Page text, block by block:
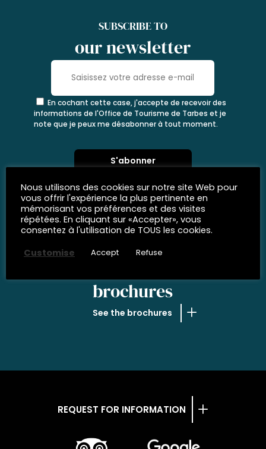
SUBSCRIBE TO
our newsletter
En cochant cette case, j'accepte de recevoir des
informations de l'Office de Tourisme de Tarbes et je
note que je peux me désabonner à tout moment.
brochures
See the brochures
REQUEST FOR INFORMATION
Nous utilisons des cookies sur notre site Web pour
vous offrir l'expérience la plus pertinente en
mémorisant vos préférences et des visites
répétées. En cliquant sur «Accepter», vous
consentez à l'utilisation de TOUS les cookies.
Customise
Accept Refuse